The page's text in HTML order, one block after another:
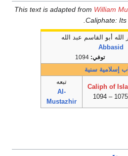
This text is adapted from William
Caliphate: Its
الله أبو القاسم عبد الله
Abbasid
توفي:
إسلامية سنية
Caliph of
1075 – 1094
تبعه
Al-
Mustazhir